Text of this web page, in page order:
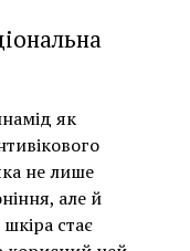
як
не лише
але й
стає